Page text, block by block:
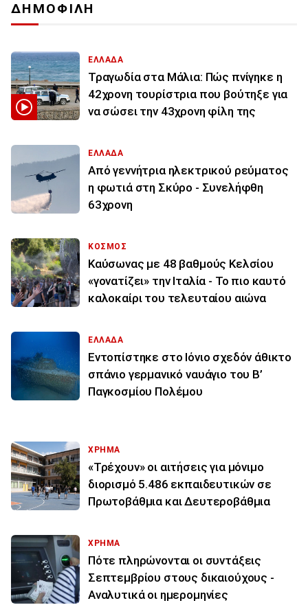
ΔΗΜΟΦΙΛΗ
ΕΛΛΑΔΑ
Τραγωδία στα Μάλια: Πώς πνίγηκε η
42χρονη τουρίστρια που βούτηξε για
να σώσει την 43χρονη φίλη της
ΕΛΛΑΔΑ
Από γεννήτρια ηλεκτρικού ρεύματος
η φωτιά στη Σκύρο - Συνελήφθη
63χρονη
ΚΟΣΜΟΣ
Καύσωνας με 48 βαθμούς Κελσίου
«γονατίζει» την Ιταλία - Το πιο καυτό
καλοκαίρι του τελευταίου αιώνα
ΕΛΛΑΔΑ
Εντοπίστηκε στο Ιόνιο σχεδόν άθικτο
σπάνιο γερμανικό ναυάγιο του Β’
Παγκοσμίου Πολέμου
ΧΡΗΜΑ
«Τρέχουν» οι αιτήσεις για μόνιμο
διορισμό 5.486 εκπαιδευτικών σε
Πρωτοβάθμια και Δευτεροβάθμια
ΧΡΗΜΑ
Πότε πληρώνονται οι συντάξεις
Σεπτεμβρίου στους δικαιούχους -
Αναλυτικά οι ημερομηνίες